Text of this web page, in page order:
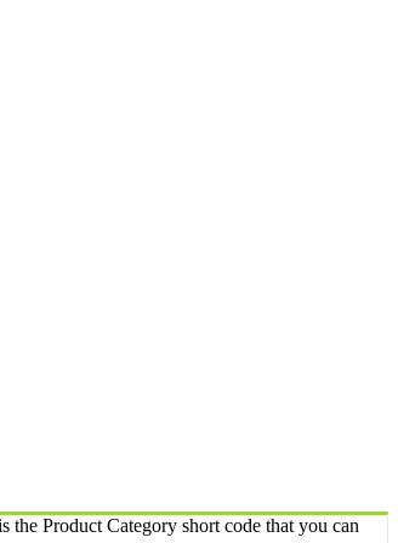
Product Category short code that you can